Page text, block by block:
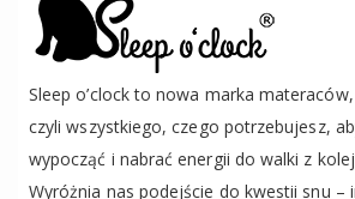
Sleep o’clock to nowa marka
czyli wszystkiego, czego potrzebujesz,
wypocząć i nabrać energii do walki z
Wyróżnia nas podejście do kwestii snu